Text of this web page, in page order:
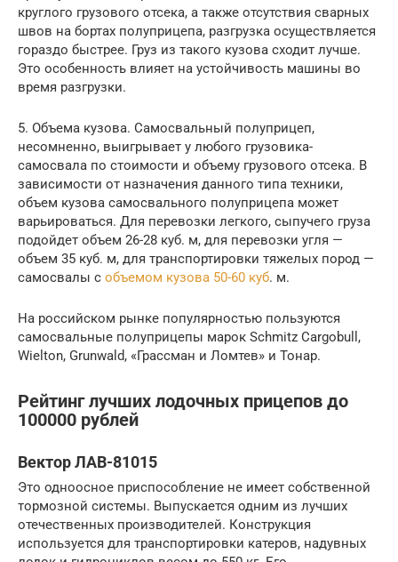
круглого грузового отсека, а также отсутствия сварных
швов на бортах полуприцепа, разгрузка осуществляется
гораздо быстрее. Груз из такого кузова сходит лучше.
Это особенность влияет на устойчивость машины во
время разгрузки.
5. Объема кузова. Самосвальный полуприцеп,
несомненно, выигрывает у любого грузовика-
самосвала по стоимости и объему грузового отсека. В
зависимости от назначения данного типа техники,
объем кузова самосвального полуприцепа может
варьироваться. Для перевозки легкого, сыпучего груза
подойдет объем 26-28 куб. м, для перевозки угля —
объем 35 куб. м, для транспортировки тяжелых пород —
самосвалы с объемом кузова 50-60 куб. м.
На российском рынке популярностью пользуются
самосвальные полуприцепы марок Schmitz Cargobull,
Wielton, Grunwald, «Грассман и Ломтев» и Тонар.
Рейтинг лучших лодочных прицепов до
100000 рублей
Вектор ЛАВ-81015
Это одноосное приспособление не имеет собственной
тормозной системы. Выпускается одним из лучших
отечественных производителей. Конструкция
используется для транспортировки катеров, надувных